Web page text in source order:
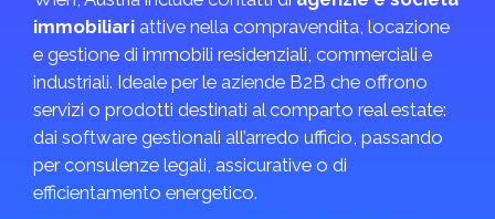
immobiliari attive nella compravendita, locazione
e gestione di immobili residenziali, commerciali e
industriali. Ideale per le aziende B2B che offrono
servizi o prodotti destinati al comparto real estate:
dai software gestionali all’arredo ufficio, passando
per consulenze legali, assicurative o di
efficientamento energetico.